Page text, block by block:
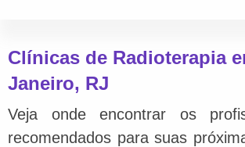
Clínicas de Radioterapia
Janeiro, RJ
Veja onde encontrar os
recomendados para suas